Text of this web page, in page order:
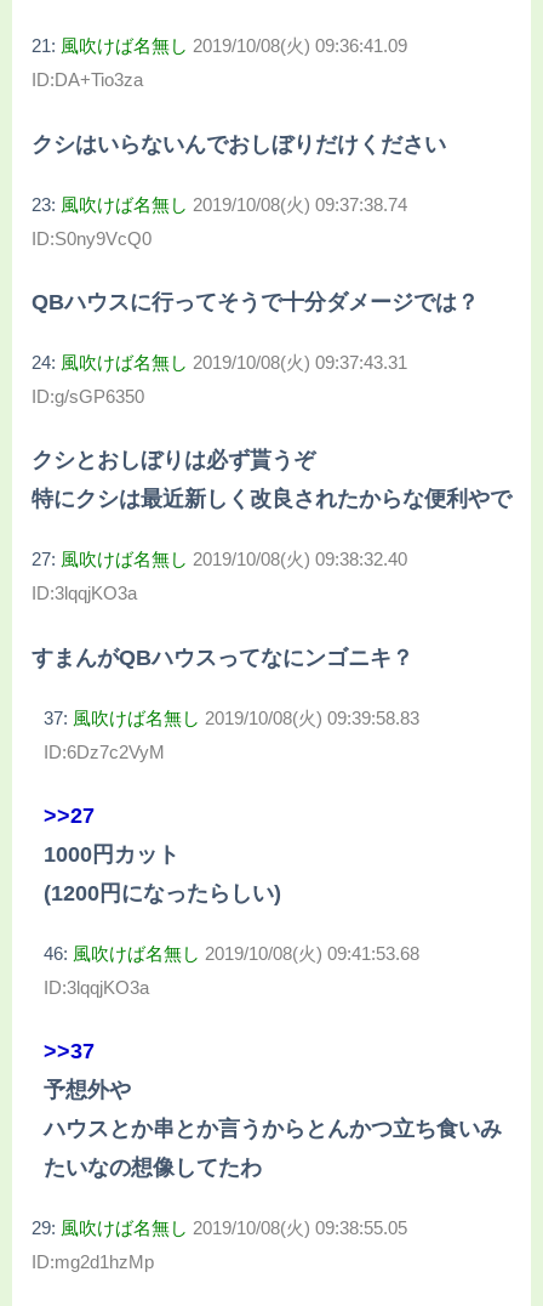
21: 風吹けば名無し 2019/10/08(火) 09:36:41.09
ID:DA+Tio3za
クシはいらないんでおしぼりだけください
23: 風吹けば名無し 2019/10/08(火) 09:37:38.74
ID:S0ny9VcQ0
QBハウスに行ってそうで十分ダメージでは？
24: 風吹けば名無し 2019/10/08(火) 09:37:43.31
ID:g/sGP6350
クシとおしぼりは必ず貰うぞ
特にクシは最近新しく改良されたからな便利やで
27: 風吹けば名無し 2019/10/08(火) 09:38:32.40
ID:3lqqjKO3a
すまんがQBハウスってなにンゴニキ？
37: 風吹けば名無し 2019/10/08(火) 09:39:58.83
ID:6Dz7c2VyM
>>27
1000円カット
(1200円になったらしい)
46: 風吹けば名無し 2019/10/08(火) 09:41:53.68
ID:3lqqjKO3a
>>37
予想外や
ハウスとか串とか言うからとんかつ立ち食いみ
たいなの想像してたわ
29: 風吹けば名無し 2019/10/08(火) 09:38:55.05
ID:mg2d1hzMp